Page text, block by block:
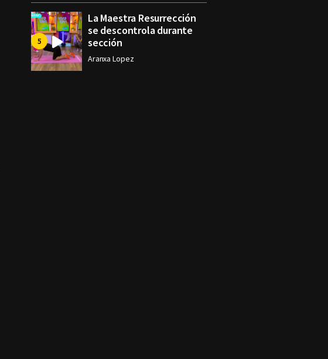
La Maestra Resurrección
se descontrola durante
sección
Aranxa Lopez